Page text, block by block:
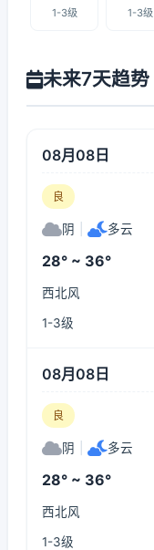
1-3级 1-3级
未来7天趋势
08月08日
良
阴 多云
28° ~ 36°
西北风
1-3级
08月08日
良
阴 多云
28° ~ 36°
西北风
1-3级